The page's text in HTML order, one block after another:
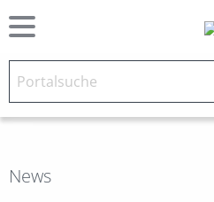
News